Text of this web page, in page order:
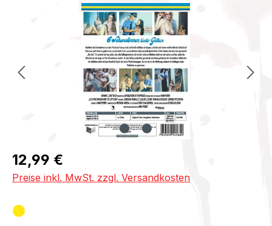
Bildergalerie überspringen
Regulärer Preis:
12,99 €
Preise inkl. MwSt. zzgl. Versandkosten